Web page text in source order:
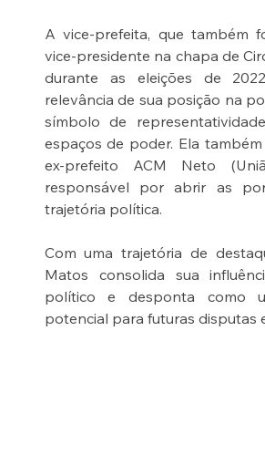
A vice-prefeita, que também
vice-presidente na chapa de
durante as eleições de
relevância de sua posição na
símbolo de
espaços de poder. Ela
ex-prefeito ACM Neto
responsável por abrir as
trajetória política.
Com uma trajetória de
Matos consolida sua
político e desponta como
potencial para futuras disputas